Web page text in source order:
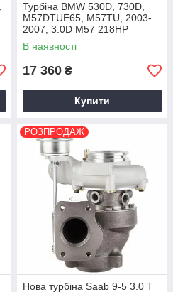
Турбіна BMW 530D, 730D,
M57DTUE65, M57TU, 2003-
2007, 3.0D M57 218HP
В наявності
17 360 ₴
Купити
РОЗПРОДАЖ
Нова турбіна Saab 9-5 3.0 T